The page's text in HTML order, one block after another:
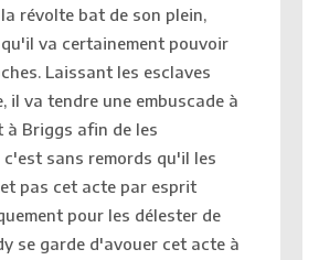
révolte bat de son plein,
va certainement pouvoir
Laissant les esclaves
il va tendre une embuscade à
à Briggs afin de les
sans remords qu'il les
pas cet acte par esprit
pour les délester de
se garde d'avouer cet acte à